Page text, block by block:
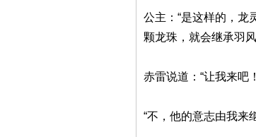
公主：“是这样的，龙
颗龙珠，就会继承羽
赤雷说道：“让我来吧
“不，他的意志由我来